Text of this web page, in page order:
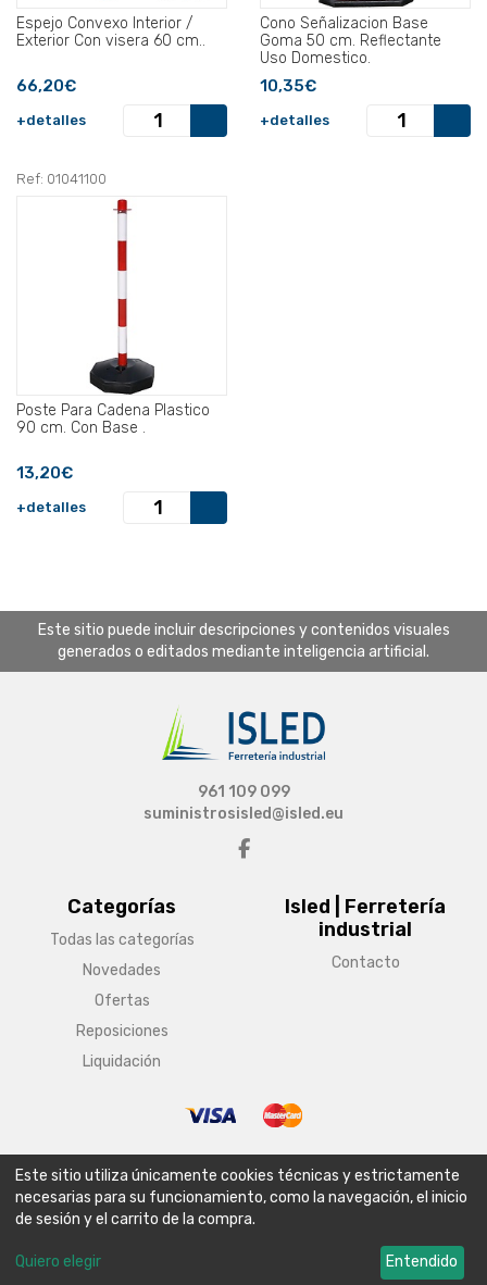
Espejo Convexo Interior /
Exterior Con visera 60 cm..
66,20€
+detalles
Cono Señalizacion Base
Goma 50 cm. Reflectante
Uso Domestico.
10,35€
+detalles
Ref: 01041100
Poste Para Cadena Plastico
90 cm. Con Base .
13,20€
+detalles
Este sitio puede incluir descripciones y contenidos visuales
generados o editados mediante inteligencia artificial.
Categorías
Todas las categorías
Novedades
Ofertas
Reposiciones
Liquidación
Isled | Ferretería
industrial
Contacto
961 109 099
suministrosisled@isled.eu
Aviso legal Condiciones generales de venta
Política de envío
Política de privacidad
Política de cookies
Este sitio utiliza únicamente cookies técnicas y estrictamente
necesarias para su funcionamiento, como la navegación, el inicio
de sesión y el carrito de la compra.
Quiero elegir Entendido